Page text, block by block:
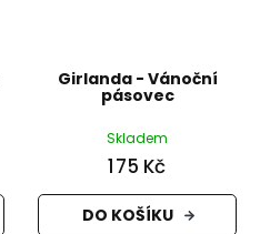
Girlanda - Vánoční
pásovec
Skladem
175 Kč
DO KOŠÍKU